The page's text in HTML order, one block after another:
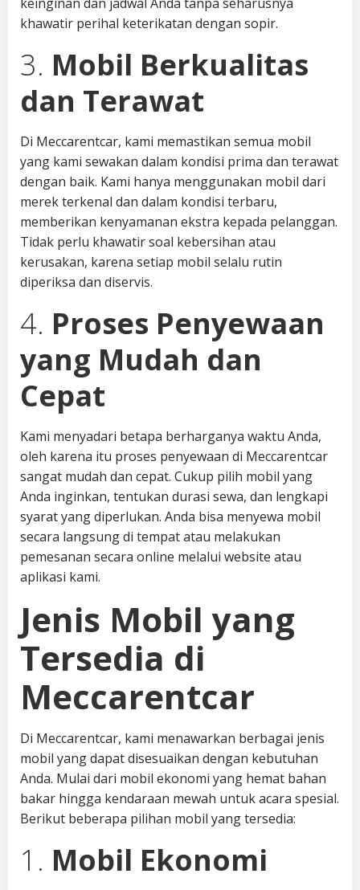
khawatir perihal keterikatan dengan sopir.
3. Mobil Berkualitas
dan Terawat
Di Meccarentcar, kami memastikan semua mobil
yang kami sewakan dalam kondisi prima dan terawat
dengan baik. Kami hanya menggunakan mobil dari
merek terkenal dan dalam kondisi terbaru,
memberikan kenyamanan ekstra kepada pelanggan.
Tidak perlu khawatir soal kebersihan atau
kerusakan, karena setiap mobil selalu rutin
diperiksa dan diservis.
4. Proses Penyewaan
yang Mudah dan
Cepat
Kami menyadari betapa berharganya waktu Anda,
oleh karena itu proses penyewaan di Meccarentcar
sangat mudah dan cepat. Cukup pilih mobil yang
Anda inginkan, tentukan durasi sewa, dan lengkapi
syarat yang diperlukan. Anda bisa menyewa mobil
secara langsung di tempat atau melakukan
pemesanan secara online melalui website atau
aplikasi kami.
Jenis Mobil yang
Tersedia di
Meccarentcar
Di Meccarentcar, kami menawarkan berbagai jenis
mobil yang dapat disesuaikan dengan kebutuhan
Anda. Mulai dari mobil ekonomi yang hemat bahan
bakar hingga kendaraan mewah untuk acara spesial.
Berikut beberapa pilihan mobil yang tersedia:
1. Mobil Ekonomi